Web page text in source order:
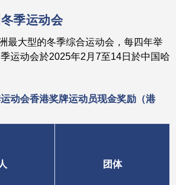
季运动会
最大型的冬季综合运动会，每四年举
运动会於2025年2月7至14日於中国哈
动会香港奖牌运动员现金奖励 （港
团体